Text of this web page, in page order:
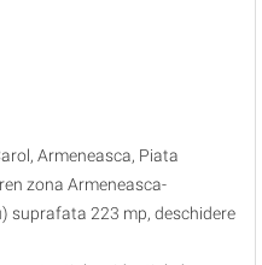
Armeneasca, Piata
zona Armeneasca-
suprafata 223 mp, deschidere